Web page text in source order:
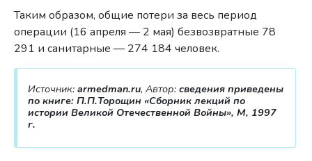
Таким образом, общие потери за весь период
операции (16 апреля — 2 мая) безвозвратные 78
291 и санитарные — 274 184 человек.
Источник: armedman.ru, Автор: сведения приведены
по книге: П.П.Торощин «Сборник лекций по
истории Великой Отечественной Войны», М, 1997
г.